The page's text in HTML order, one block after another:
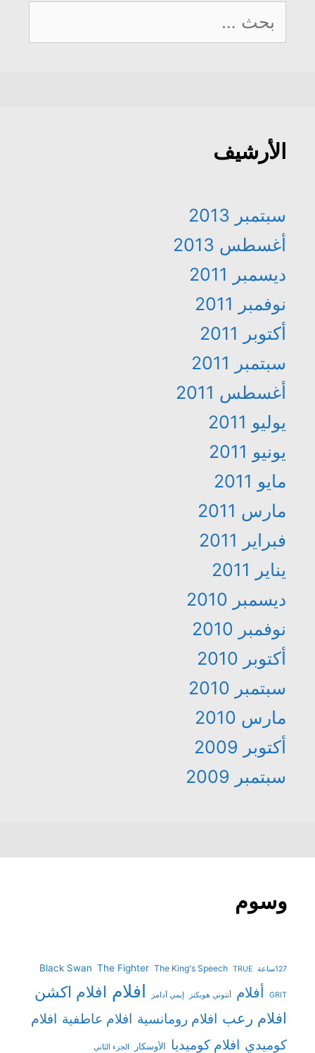
عن:
الأرشيف
سبتمبر 2013
أغسطس 2013
ديسمبر 2011
نوفمبر 2011
أكتوبر 2011
سبتمبر 2011
أغسطس 2011
يوليو 2011
يونيو 2011
مايو 2011
مارس 2011
فبراير 2011
يناير 2011
ديسمبر 2010
نوفمبر 2010
أكتوبر 2010
سبتمبر 2010
مارس 2010
أكتوبر 2009
سبتمبر 2009
وسوم
127ساعة Black Swan The Fighter The King's Speech TRUE
GRIT أفلام أنتوني هوبكنز إيمي آدامز افلام افلام اكشن
افلام رعب افلام رومانسية افلام عاطفية افلام
كوميدي افلام كوميديا الأوسكار الجزء الثاني